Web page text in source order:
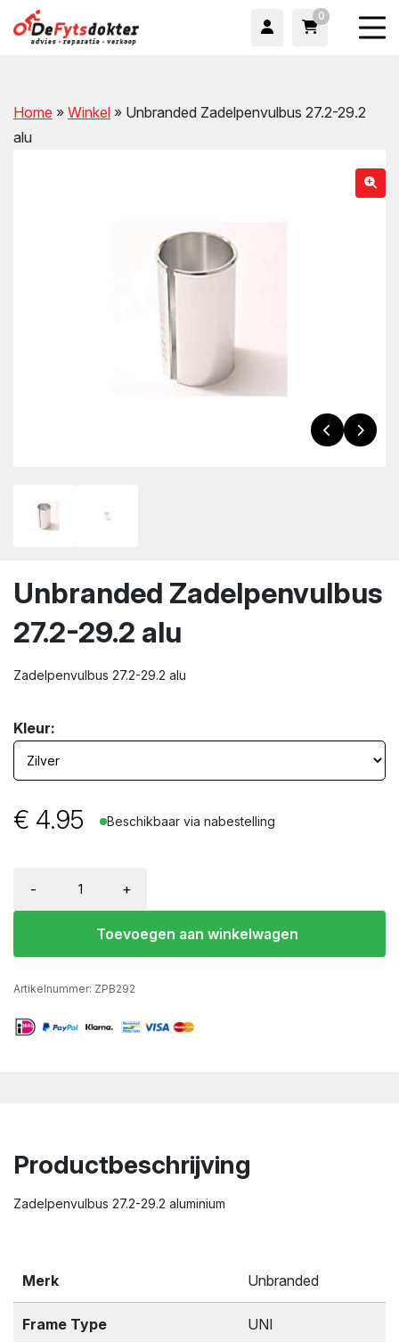
0
Home » Winkel » Unbranded Zadelpenvulbus 27.2-29.2
alu
Unbranded Zadelpenvulbus
27.2-29.2 alu
Zadelpenvulbus 27.2-29.2 alu
Kleur:
€ 4.95 Beschikbaar via nabestelling
- +
Toevoegen aan winkelwagen
Artikelnummer: ZPB292
Productbeschrijving
Zadelpenvulbus 27.2-29.2 aluminium
Merk Unbranded
Frame Type UNI